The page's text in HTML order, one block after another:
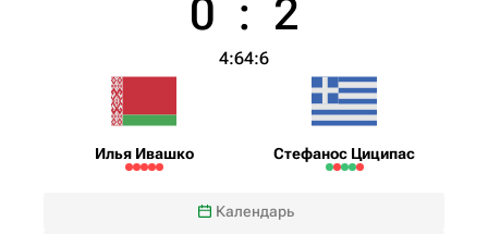
Илья Ивашко
0 : 2
4:64:6
Стефанос Циципас
Календарь